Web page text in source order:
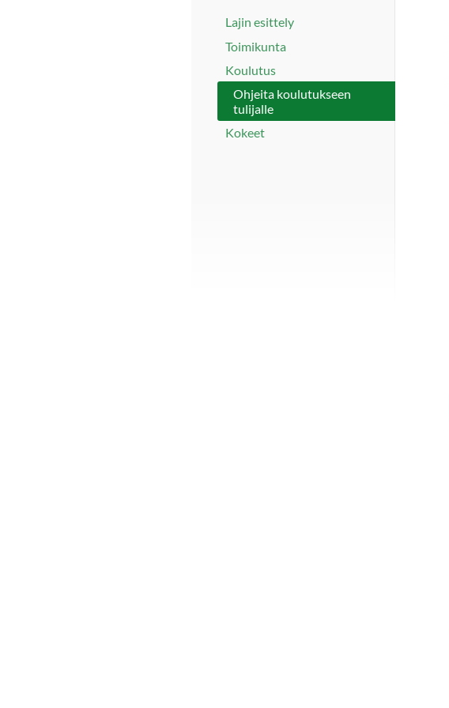
Lajin esittely
Toimikunta
Koulutus
Ohjeita koulutukseen
tulijalle
Kokeet